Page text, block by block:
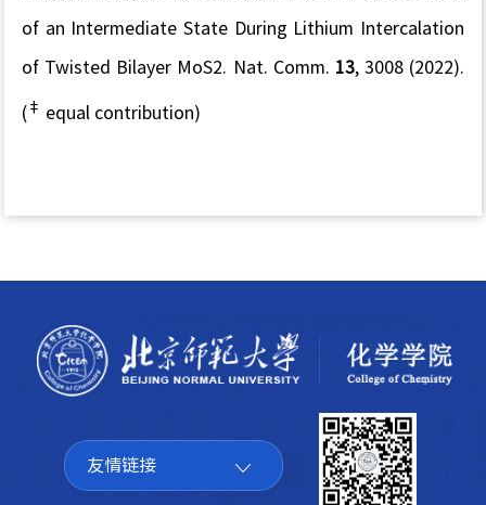
of an Intermediate State During Lithium Intercalation
of Twisted Bilayer MoS2. Nat. Comm. 13, 3008 (2022).
(‡ equal contribution)
友情链接